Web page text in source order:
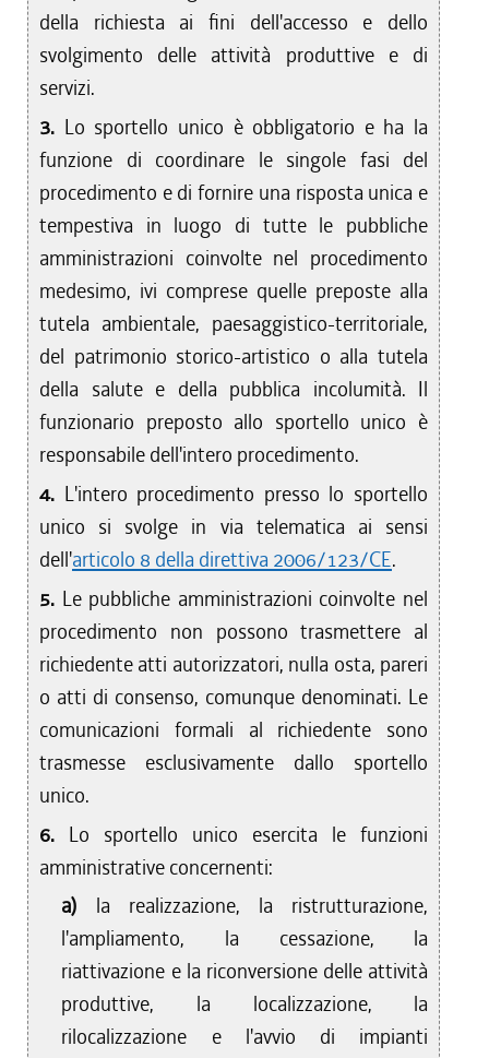
della richiesta ai fini dell'accesso e dello
svolgimento delle attività produttive e di
servizi.
3. Lo sportello unico è obbligatorio e ha la
funzione di coordinare le singole fasi del
procedimento e di fornire una risposta unica e
tempestiva in luogo di tutte le pubbliche
amministrazioni coinvolte nel procedimento
medesimo, ivi comprese quelle preposte alla
tutela ambientale, paesaggistico-territoriale,
del patrimonio storico-artistico o alla tutela
della salute e della pubblica incolumità. Il
funzionario preposto allo sportello unico è
responsabile dell'intero procedimento.
4. L'intero procedimento presso lo sportello
unico si svolge in via telematica ai sensi
dell'articolo 8 della direttiva 2006/123/CE.
5. Le pubbliche amministrazioni coinvolte nel
procedimento non possono trasmettere al
richiedente atti autorizzatori, nulla osta, pareri
o atti di consenso, comunque denominati. Le
comunicazioni formali al richiedente sono
trasmesse esclusivamente dallo sportello
unico.
6. Lo sportello unico esercita le funzioni
amministrative concernenti:
a) la realizzazione, la ristrutturazione,
l'ampliamento, la cessazione, la
riattivazione e la riconversione delle attività
produttive, la localizzazione, la
rilocalizzazione e l'avvio di impianti